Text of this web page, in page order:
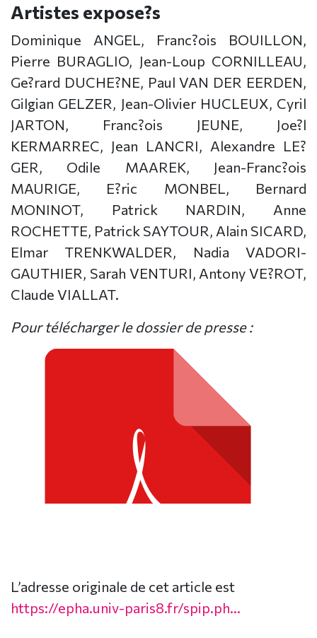
Artistes expose?s
Dominique ANGEL, Franc?ois BOUILLON,
Pierre BURAGLIO, Jean-Loup CORNILLEAU,
Ge?rard DUCHE?NE, Paul VAN DER EERDEN,
Gilgian GELZER, Jean-Olivier HUCLEUX, Cyril
JARTON, Franc?ois JEUNE, Joe?l
KERMARREC, Jean LANCRI, Alexandre LE?
GER, Odile MAAREK, Jean-Franc?ois
MAURIGE, E?ric MONBEL, Bernard
MONINOT, Patrick NARDIN, Anne
ROCHETTE, Patrick SAYTOUR, Alain SICARD,
Elmar TRENKWALDER, Nadia VADORI-
GAUTHIER, Sarah VENTURI, Antony VE?ROT,
Claude VIALLAT.
Pour télécharger le dossier de presse :
L’adresse originale de cet article est
https://epha.univ-paris8.fr/spip.ph...